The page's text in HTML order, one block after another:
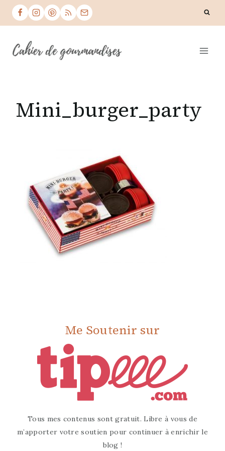
Skip
Mini_burger_party
Me Soutenir sur
Tous mes contenus sont gratuit. Libre à vous de
m’apporter votre soutien pour continuer à enrichir le
blog !